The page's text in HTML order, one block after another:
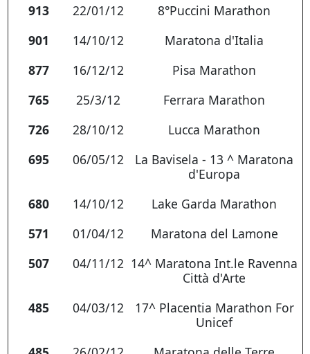
913 22/01/12
8°Puccini Marathon
901
14/10/12
Maratona d'Italia
877
16/12/12
Pisa Marathon
765
25/3/12
Ferrara Marathon
726
28/10/12
Lucca Marathon
695
06/05/12
La Bavisela - 13 ^ Maratona
d'Europa
680
14/10/12
Lake Garda Marathon
571
01/04/12
Maratona del Lamone
507
04/11/12 14^ Maratona Int.le Ravenna
Città d'Arte
485
04/03/12
17^ Placentia Marathon For
Unicef